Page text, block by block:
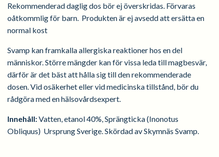
Rekommenderad daglig dos bör ej överskridas. Förvaras
oåtkommlig för barn. Produkten är ej avsedd att ersätta en
normal kost
Svamp kan framkalla allergiska reaktioner hos en del
människor. Större mängder kan för vissa leda till magbesvär,
därför är det bäst att hålla sig till den rekommenderade
dosen. Vid osäkerhet eller vid medicinska tillstånd, bör du
rådgöra med en hälsovårdsexpert.
Innehåll:Vatten, etanol 40%, Sprängticka (Inonotus
Obliquus) Ursprung Sverige. Skördad av Skymnäs Svamp.